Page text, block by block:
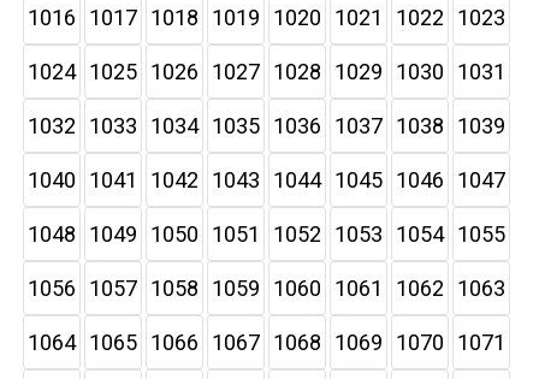
1016 1017 1018 1019 1020 1021 1022 1023
1024 1025 1026 1027 1028 1029 1030 1031
1032 1033 1034 1035 1036 1037 1038 1039
1040 1041 1042 1043 1044 1045 1046 1047
1048 1049 1050 1051 1052 1053 1054 1055
1056 1057 1058 1059 1060 1061 1062 1063
1064 1065 1066 1067 1068 1069 1070 1071